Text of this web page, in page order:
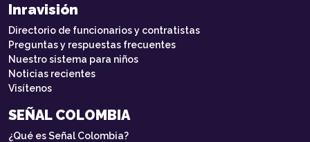
Inravisión
Directorio de funcionarios y contratistas
Preguntas y respuestas frecuentes
Nuestro sistema para niños
Noticias recientes
Visítenos
SEÑAL COLOMBIA
¿Qué es Señal Colombia?